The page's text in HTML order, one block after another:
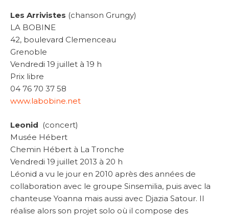
Les Arrivistes (chanson Grungy)
LA BOBINE
42, boulevard Clemenceau
Grenoble
Vendredi 19 juillet à 19 h
Prix libre
04 76 70 37 58
www.labobine.net
Leonid (concert)
Musée Hébert
Chemin Hébert à La Tronche
Vendredi 19 juillet 2013 à 20 h
Léonid a vu le jour en 2010 après des années de
collaboration avec le groupe Sinsemilia, puis avec la
chanteuse Yoanna mais aussi avec Djazia Satour. Il
réalise alors son projet solo où il compose des